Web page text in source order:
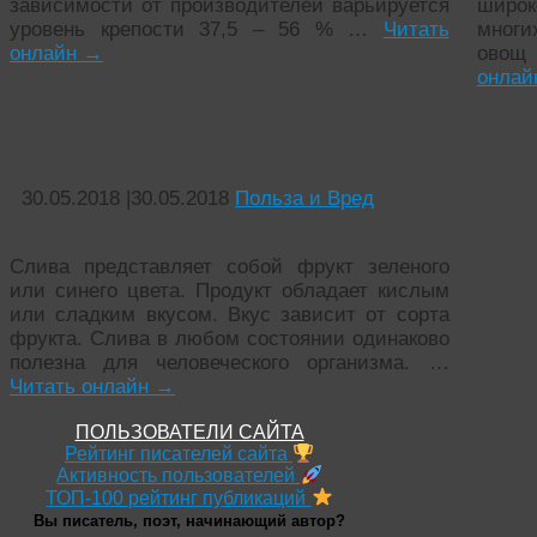
зависимости от производителей варьируется
уровень крепости 37,5 – 56 % … Читать
онлайн →
30.05.2018 |30.05.2018 Польза и Вред
Слива представляет собой фрукт зеленого
или синего цвета. Продукт обладает кислым
или сладким вкусом. Вкус зависит от сорта
фрукта. Слива в любом состоянии одинаково
полезна для человеческого организма. …
Читать онлайн →
ПОЛЬЗОВАТЕЛИ САЙТА
Рейтинг писателей сайта
Активность пользователей
ТОП-100 рейтинг публикаций
Вы писатель, поэт, начинающий автор?